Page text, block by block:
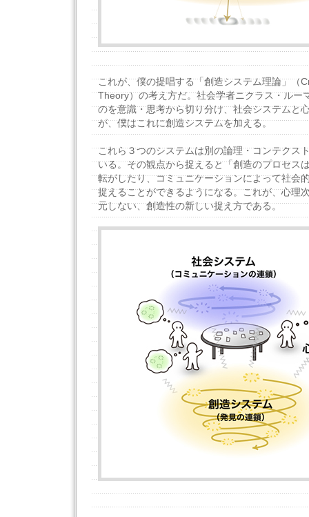
これが、僕の提唱する「創造システム理論」（
Theory）の考え方だ。社会学者ニクラス・ルー
のを意識・思考から切り分け、社会システムと
が、僕はこれに創造システムを加える。
これら３つのシステムは別の論理・コンテクス
いる。その観点から捉えると「創造のプロセス
転がしたり、コミュニケーションによって社会
捉えることができるようになる。これが、心理
元しない、創造性の新しい捉え方である。